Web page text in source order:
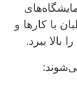
با کارها و
ببرد.